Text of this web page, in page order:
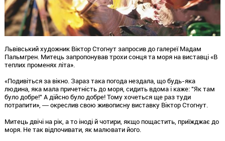
Львівський художник Віктор Стогнут запросив до галереї Мадам
Пальмгрен. Митець запропонував трохи сонця та моря на виставці «В
теплих променях літа».
«Подивіться за вікно. Зараз така погода нездала, що будь-яка
людина, яка мала причетність до моря, сидить вдома і каже: "Як там
було добре!" А дійсно було добре! Тому хочеться ще раз туди
потрапити», ― окреслив свою живописну виставку Віктор Стогнут.
Митець двічі на рік, а то іноді й чотири, якщо пощастить, приїжджає до
моря. Не так відпочивати, як малювати його.